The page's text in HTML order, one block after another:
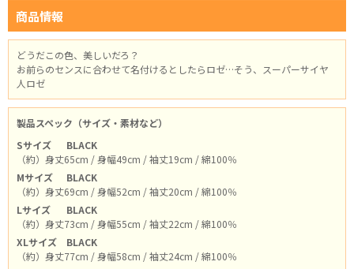
商品情報
どうだこの色、美しいだろ？
お前らのセンスに合わせて名付けるとしたらロゼ…そう、スーパーサイヤ
人ロゼ
製品スペック（サイズ・素材など）
Sサイズ
BLACK
（約）身丈65cm / 身幅49cm / 袖丈19cm / 綿100％
Mサイズ
BLACK
（約）身丈69cm / 身幅52cm / 袖丈20cm / 綿100％
Lサイズ
BLACK
（約）身丈73cm / 身幅55cm / 袖丈22cm / 綿100％
XLサイズ
BLACK
（約）身丈77cm / 身幅58cm / 袖丈24cm / 綿100％